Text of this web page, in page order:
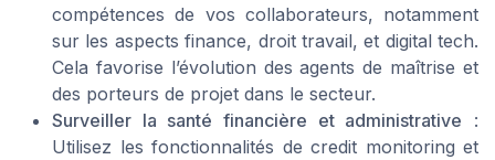
compétences de vos collaborateurs, notamment
sur les aspects finance, droit travail, et digital tech.
Cela favorise l’évolution des agents de maîtrise et
des porteurs de projet dans le secteur.
Surveiller la santé financière et administrative :
Utilisez les fonctionnalités de credit monitoring et